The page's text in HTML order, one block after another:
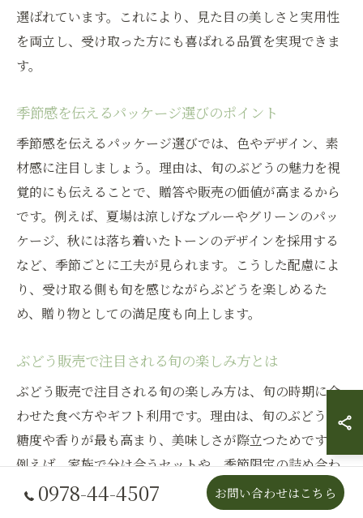
選ばれています。これにより、見た目の美しさと実用性
を両立し、受け取った方にも喜ばれる品質を実現できま
す。
季節感を伝えるパッケージ選びのポイント
季節感を伝えるパッケージ選びでは、色やデザイン、素
材感に注目しましょう。理由は、旬のぶどうの魅力を視
覚的にも伝えることで、贈答や販売の価値が高まるから
です。例えば、夏場は涼しげなブルーやグリーンのパッ
ケージ、秋には落ち着いたトーンのデザインを採用する
など、季節ごとに工夫が見られます。こうした配慮によ
り、受け取る側も旬を感じながらぶどうを楽しめるた
め、贈り物としての満足度も向上します。
ぶどう販売で注目される旬の楽しみ方とは
ぶどう販売で注目される旬の楽しみ方は、旬の時期に合
わせた食べ方やギフト利用です。理由は、旬のぶどうは
糖度や香りが最も高まり、美味しさが際立つためです。
例えば、家族で分け合うセットや、季節限定の詰め合わ
せが人気です。これにより、日常でも特別な日でも旬の
味覚を堪能できます。旬のぶどうを活用した贈り物は、
0978-44-4507 お問い合わせはこちら